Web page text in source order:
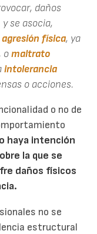
daños
se asocia,
agresión física, ya
omaltrato
intolerancia
o acciones.
o no de
haya intención
la que se
daños físicos
no se
estructural